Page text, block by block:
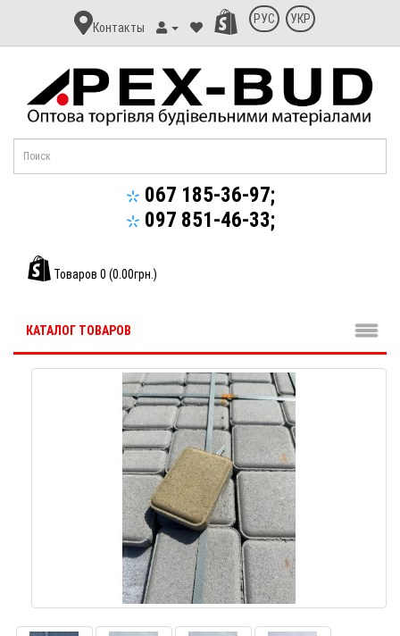
Контакт
Апекс-
Контакты
РУС УКР
067 185-36-97;
097 851-46-33;
Товаров 0 (0.00грн.)
КАТАЛОГ ТОВАРОВ